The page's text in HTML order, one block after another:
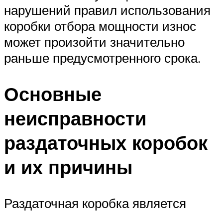
нарушений правил использования
коробки отбора мощности износ
может произойти значительно
раньше предусмотренного срока.
Основные
неисправности
раздаточных коробок
и их причины
Раздаточная коробка является